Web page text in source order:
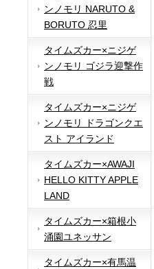
ンノモリ NARUTO &
BORUTO 忍里
タイムズカー×ニジゲ
ンノモリ ゴジラ迎撃作
戦
タイムズカー×ニジゲ
ンノモリ ドラゴンクエ
スト アイランド
タイムズカー×AWAJI
HELLO KITTY APPLE
LAND
タイムズカー×箱根小
涌園ユネッサン
タイムズカー×有馬温